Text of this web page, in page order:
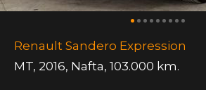
Renault Sandero Expression
MT, 2016, Nafta, 103.000 km.